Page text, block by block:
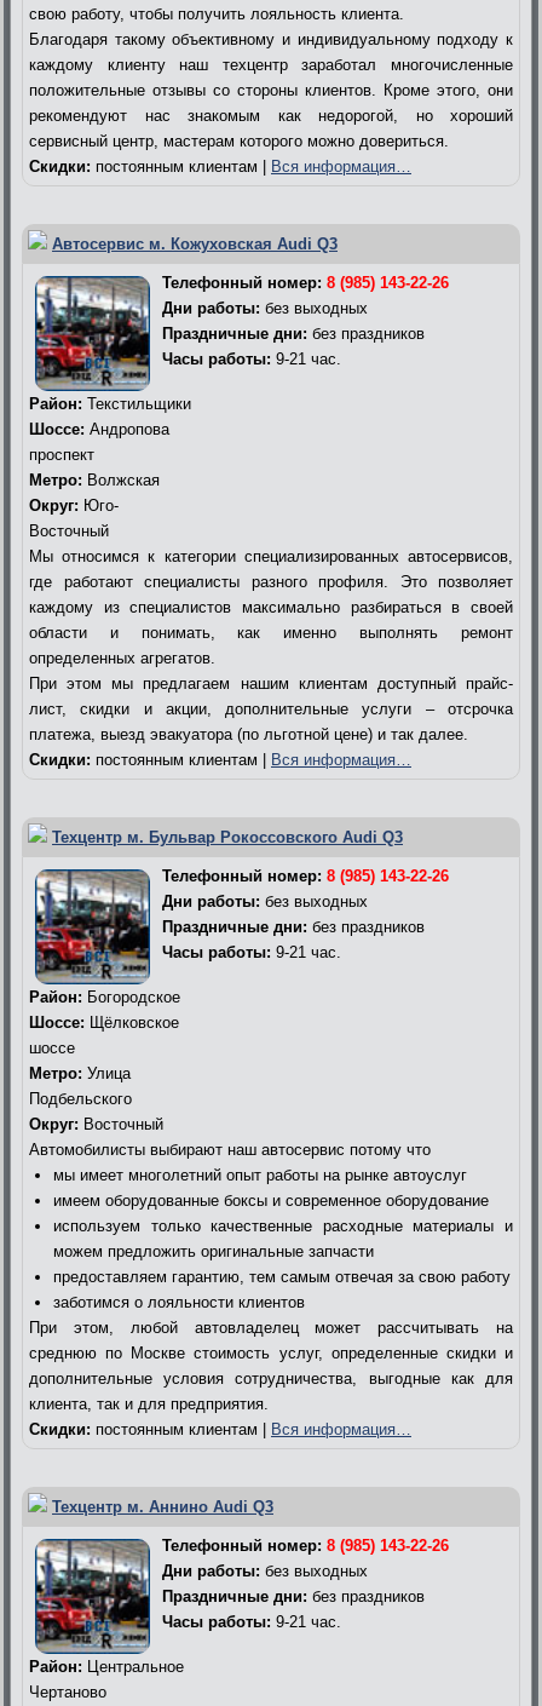
свою работу, чтобы получить лояльность клиента.
Благодаря такому объективному и индивидуальному подходу к
каждому клиенту наш техцентр заработал многочисленные
положительные отзывы со стороны клиентов. Кроме этого, они
рекомендуют нас знакомым как недорогой, но хороший
сервисный центр, мастерам которого можно довериться.
Скидки: постоянным клиентам | Вся информация…
Автосервис м. Кожуховская Audi Q3
Телефонный номер: 8 (985) 143-22-26
Дни работы: без выходных
Праздничные дни: без праздников
Часы работы: 9-21 час.
Район: Текстильщики
Шоссе: Андропова
проспект
Метро: Волжская
Округ: Юго-
Восточный
Мы относимся к категории специализированных автосервисов,
где работают специалисты разного профиля. Это позволяет
каждому из специалистов максимально разбираться в своей
области и понимать, как именно выполнять ремонт
определенных агрегатов.
При этом мы предлагаем нашим клиентам доступный прайс-
лист, скидки и акции, дополнительные услуги – отсрочка
платежа, выезд эвакуатора (по льготной цене) и так далее.
Скидки: постоянным клиентам | Вся информация…
Техцентр м. Бульвар Рокоссовского Audi Q3
Телефонный номер: 8 (985) 143-22-26
Дни работы: без выходных
Праздничные дни: без праздников
Часы работы: 9-21 час.
Район: Богородское
Шоссе: Щёлковское
шоссе
Метро: Улица
Подбельского
Округ: Восточный
Автомобилисты выбирают наш автосервис потому что
мы имеет многолетний опыт работы на рынке автоуслуг
имеем оборудованные боксы и современное оборудование
используем только качественные расходные материалы и
можем предложить оригинальные запчасти
предоставляем гарантию, тем самым отвечая за свою работу
заботимся о лояльности клиентов
При этом, любой автовладелец может рассчитывать на
среднюю по Москве стоимость услуг, определенные скидки и
дополнительные условия сотрудничества, выгодные как для
клиента, так и для предприятия.
Скидки: постоянным клиентам | Вся информация…
Техцентр м. Аннино Audi Q3
Телефонный номер: 8 (985) 143-22-26
Дни работы: без выходных
Праздничные дни: без праздников
Часы работы: 9-21 час.
Район: Центральное
Чертаново